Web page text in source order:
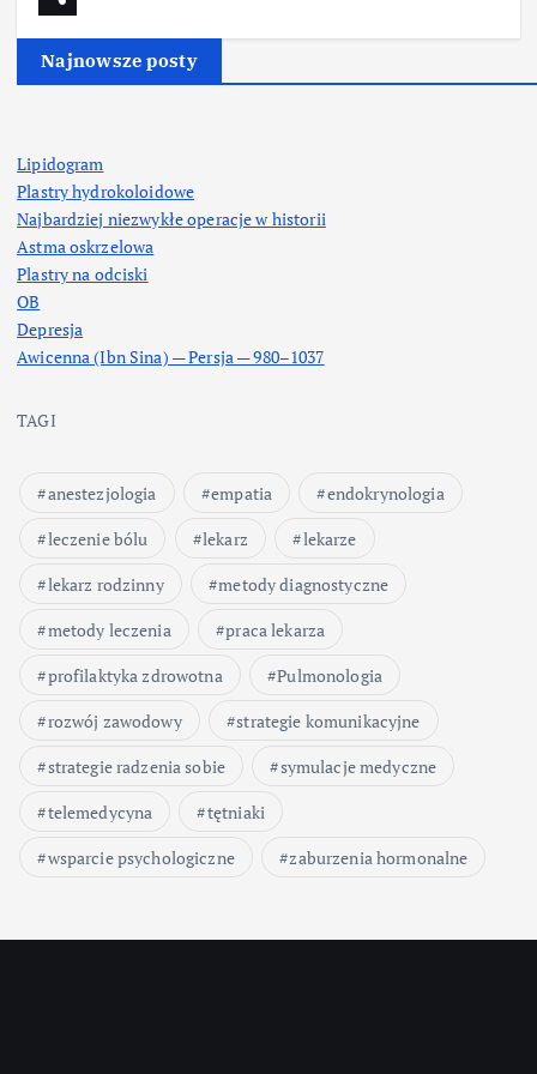
Najnowsze posty
Lipidogram
Plastry hydrokoloidowe
Najbardziej niezwykłe operacje w historii
Astma oskrzelowa
Plastry na odciski
OB
Depresja
Awicenna (Ibn Sina) — Persja — 980–1037
TAGI
anestezjologia empatia
endokrynologia
leczenie bólu
lekarz
lekarze
lekarz rodzinny
metody diagnostyczne
metody leczenia
praca lekarza
profilaktyka zdrowotna
Pulmonologia
rozwój zawodowy
strategie komunikacyjne
strategie radzenia sobie
symulacje medyczne
telemedycyna
tętniaki
wsparcie psychologiczne
zaburzenia hormonalne